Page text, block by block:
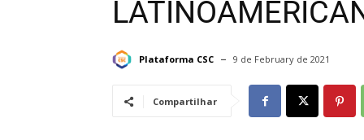
Plataforma CSC 9 de February de 2021
Compartilhar